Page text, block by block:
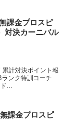
課金プロスピ
対決カーニバル
計対決ポイント報
ンク特訓コーチ
...
課金プロスピ